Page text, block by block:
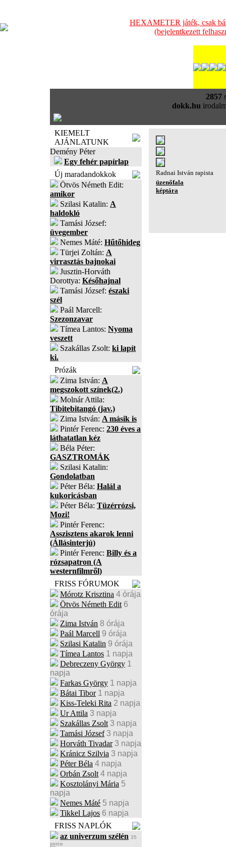
HEXAMETER játék, csak
(bejelentkezett
2857
dokk.hu
KIEMELT
AJÁNLATUNK
Demény Péter
Egy fehér papírlap
Új maradandokkok
Ötvös Németh Edit:
amikor
Szilasi Katalin: A
haldokló
Tamási József:
üvegember
Nemes Máté: Hűtőhideg
Türjei Zoltán: A
virrasztás bajnokai
Jusztin-Horváth
Dorottya: Későhajnal
Tamási József: északi
szél
Paál Marcell:
Szezonzavar
Tímea Lantos: Nyoma
veszett
Szakállas Zsolt: ki lapít
ki.
Prózák
Zima István: A
megszokott színek(2.)
Molnár Attila:
Tibitebitangó (jav.)
Zima István: A másik is
Pintér Ferenc: 230 éves a
láthatatlan kéz
Béla Péter:
GASZTROMÁK
Szilasi Katalin:
Gondolatban
Péter Béla: Halál a
kukoricásban
Péter Béla: Tüzérrózsi,
Mozi!
Pintér Ferenc:
Asszisztens akarok lenni
(Állásinterjú)
Pintér Ferenc: Billy és a
rózsapatron (A
westernfilmről)
FRISS FÓRUMOK
Mórotz Krisztina 4 órája
Ötvös Németh Edit 6
órája
Zima István 8 órája
Paál Marcell 9 órája
Szilasi Katalin 9 órája
Tímea Lantos 1 napja
Debreczeny György 1
napja
Farkas György 1 napja
Bátai Tibor 1 napja
Kiss-Teleki Rita 2 napja
Ur Attila 3 napja
Szakállas Zsolt 3 napja
Tamási József 3 napja
Horváth Tivadar 3 napja
Kránicz Szilvia 3 napja
Péter Béla 4 napja
Orbán Zsolt 4 napja
Kosztolányi Mária 5
napja
Nemes Máté 5 napja
Tikkel Lajos 6 napja
FRISS NAPLÓK
az univerzum szélén 35
perce
Radnai István rapista
üzenőfala
képtára